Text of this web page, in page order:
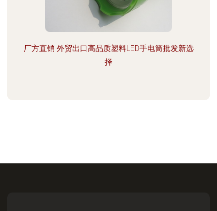
厂方直销 外贸出口高品质塑料LED手电筒批发新选
择